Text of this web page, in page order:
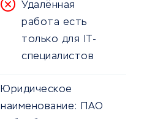
Удалённая
работа есть
только для IT-
специалистов
Юридическое
наименование: ПАО